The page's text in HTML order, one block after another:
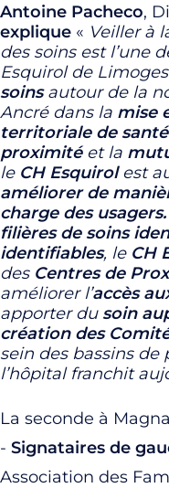
Antoine Pacheco,
explique « Veiller à
des soins est l’une
Esquirol de
soinsautour de la
Ancré dans la mise
territoriale de
proximitéet la
le CH Esquirolest
améliorer de
charge des usagers.
filières de soins
identifiables, le CH
des Centres de
améliorer l’accès
apporter du soin
création des
sein des bassins
l’hôpital franchit
La seconde à
- Signataires de
Association des